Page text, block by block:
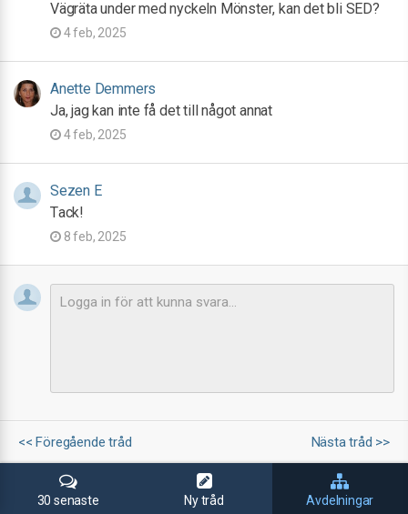
Vägräta under med nyckeln Mönster, kan det bli SED?
4 feb, 2025
Anette Demmers
Ja, jag kan inte få det till något annat
4 feb, 2025
Sezen E
Tack!
8 feb, 2025
<< Föregående tråd Nästa tråd >>
30 senaste Ny tråd Avdelningar